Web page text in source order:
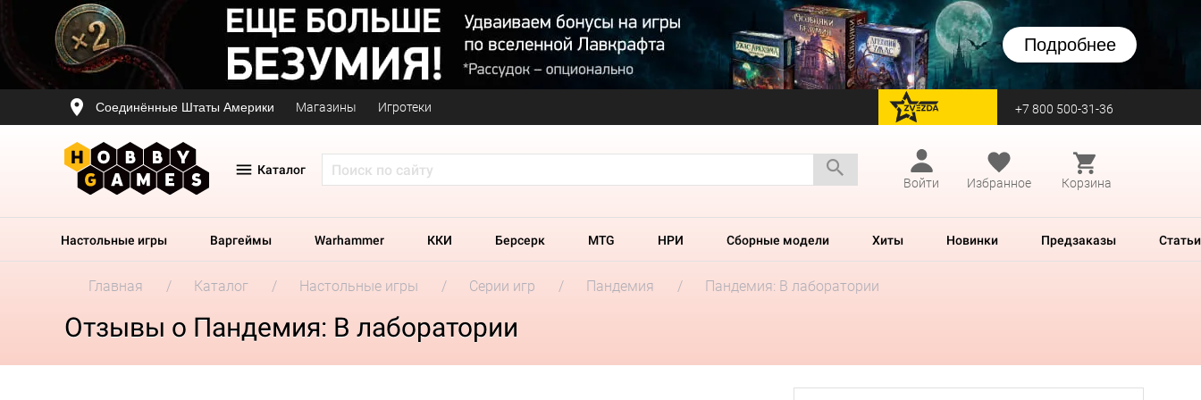
Подробнее
Соединённые Штаты Америки Магазины Игротеки перейти на Zvezda +7 800 500-31-36
Каталог
Войти
Избранное Корзина
Настольные игры Варгеймы Warhammer ККИ Берсерк MTG НРИ Сборные модели Хиты Новинки Предзаказы Статьи
Главная Каталог Настольные игры Серии игр Пандемия Пандемия: В лаборатории
Отзывы о Пандемия: В лаборатории